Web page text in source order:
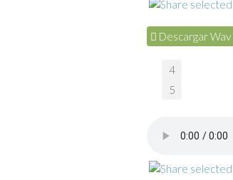
Descargar Wav
4
5